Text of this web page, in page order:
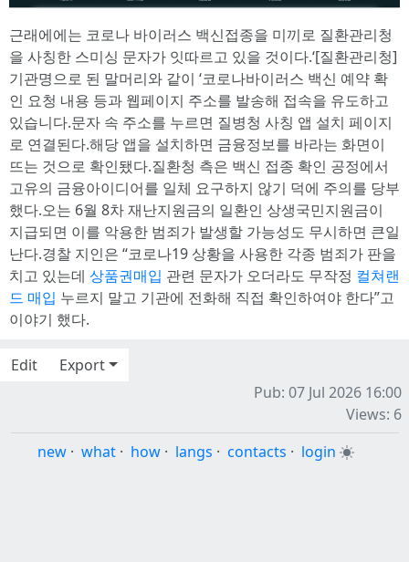
근래에에는 코로나 바이러스 백신접종을 미끼로 질환관리청
을 사칭한 스미싱 문자가 잇따르고 있을 것이다.‘[질환관리청]
기관명으로 된 말머리와 같이 ‘코로나바이러스 백신 예약 확
인 요청 내용 등과 웹페이지 주소를 발송해 접속을 유도하고
있습니다.문자 속 주소를 누르면 질병청 사칭 앱 설치 페이지
로 연결된다.해당 앱을 설치하면 금융정보를 바라는 화면이
뜨는 것으로 확인됐다.질환청 측은 백신 접종 확인 공정에서
고유의 금융아이디어를 일체 요구하지 않기 덕에 주의를 당부
했다.오는 6월 8차 재난지원금의 일환인 상생국민지원금이
지급되면 이를 악용한 범죄가 발생할 가능성도 무시하면 큰일
난다.경찰 지인은 “코로나19 상황을 사용한 각종 범죄가 판을
치고 있는데 상품권매입 관련 문자가 오더라도 무작정 컬쳐랜
드 매입 누르지 말고 기관에 전화해 직접 확인하여야 한다”고
이야기 했다.
Edit
Export
Pub: 07 Jul 2026 16:00
Views: 6
new · what · how · langs · contacts · login